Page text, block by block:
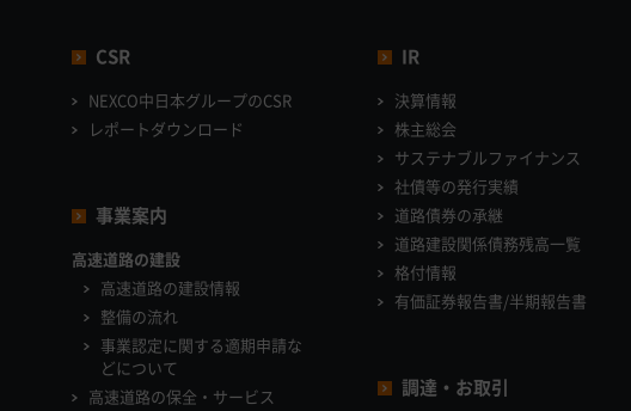
CSR
NEXCO中日本グループのCSR
レポートダウンロード
事業案内
高速道路の建設
高速道路の建設情報
整備の流れ
事業認定に関する適期申請な
どについて
高速道路の保全・サービス
IR
決算情報
株主総会
サステナブルファイナンス
社債等の発行実績
道路債券の承継
道路建設関係債務残高一覧
格付情報
有価証券報告書/半期報告書
調達・お取引